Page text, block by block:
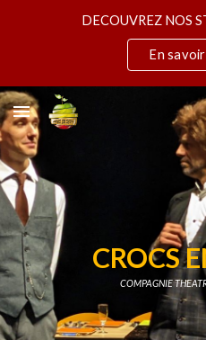
DECOUVREZ NOS
En
CROCS
COMPAGNIE